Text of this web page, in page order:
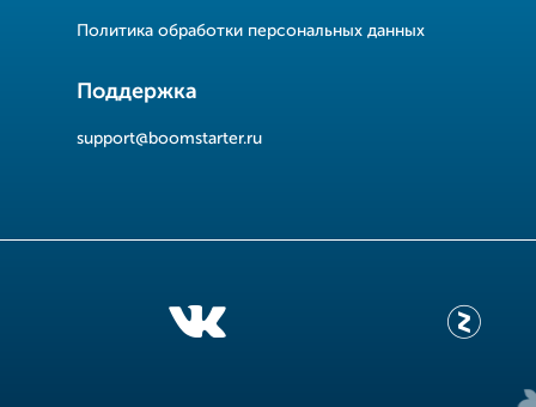
Политика обработки персональных данных
Поддержка
support@boomstarter.ru